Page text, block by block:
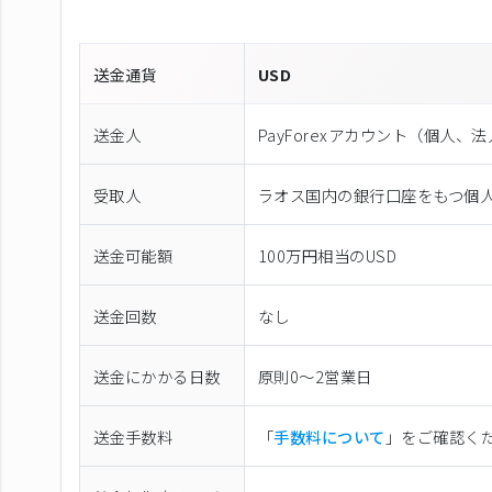
送金通貨 USD
送金人 PayForexアカウント（個⼈、法
受取人 ラオス国内の銀行口座をもつ個
送金可能額 100万円相当のUSD
送金回数 なし
送金にかかる日数 原則0〜2営業日
送金手数料 「手数料について 」をご確認く